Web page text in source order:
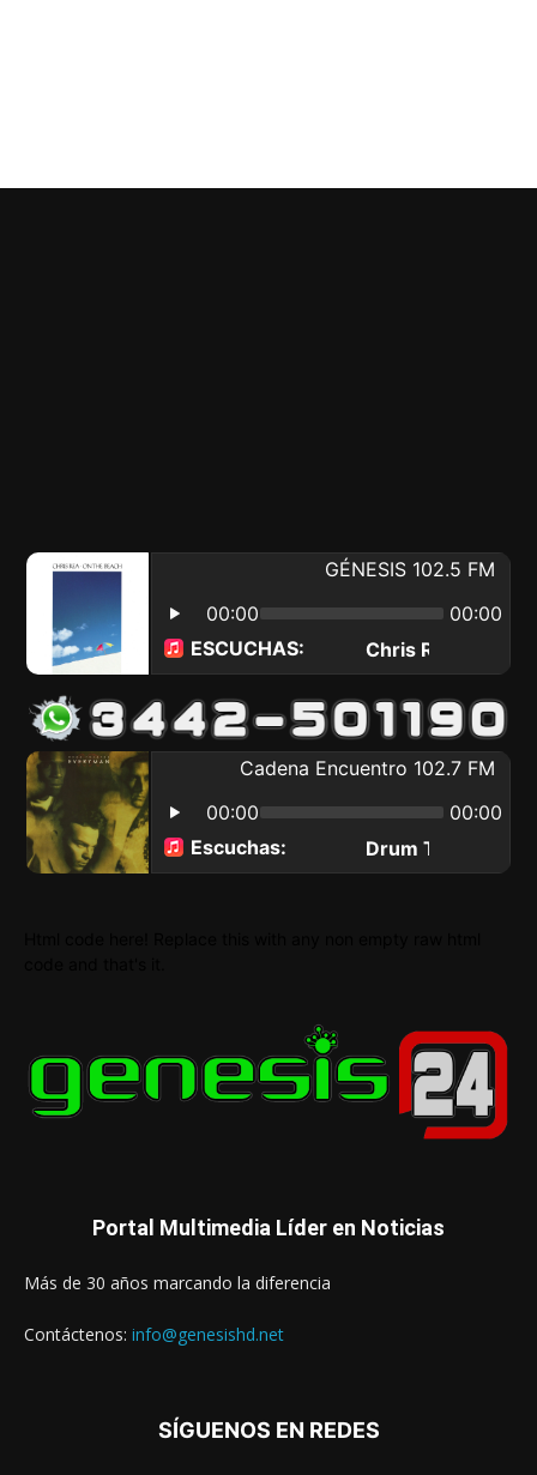
Portal Multimedia Líder en Noticias
Más de 30 años marcando la diferencia
Contáctenos: info@genesishd.net
SÍGUENOS EN REDES